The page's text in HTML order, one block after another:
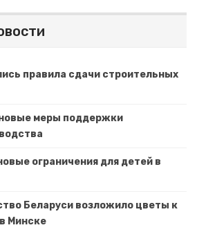
правила сдачи строительных
меры поддержки
ограничения для детей в
Беларуси возложило цветы к
Минске